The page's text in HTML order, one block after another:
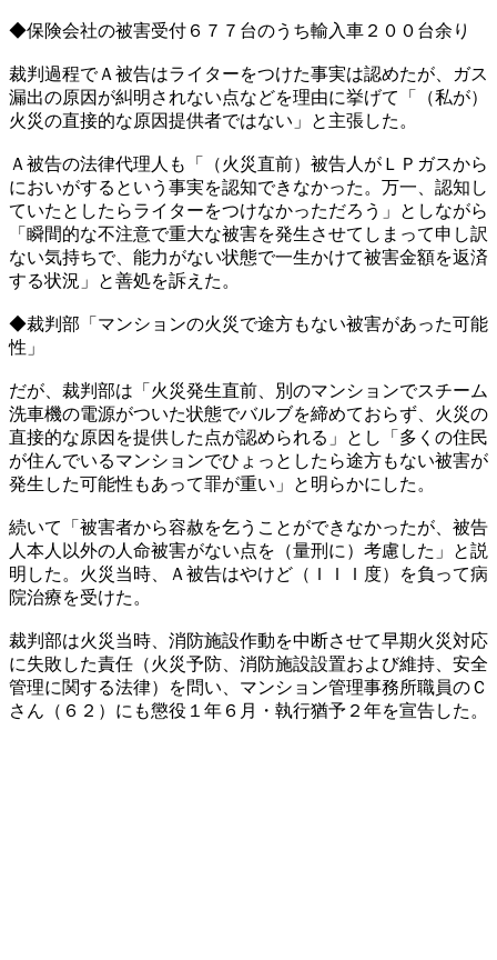
◆保険会社の被害受付６７７台のうち輸入車２００台余り
裁判過程でＡ被告はライターをつけた事実は認めたが、ガス
漏出の原因が糾明されない点などを理由に挙げて「（私が）
火災の直接的な原因提供者ではない」と主張した。
Ａ被告の法律代理人も「（火災直前）被告人がＬＰガスから
においがするという事実を認知できなかった。万一、認知し
ていたとしたらライターをつけなかっただろう」としながら
「瞬間的な不注意で重大な被害を発生させてしまって申し訳
ない気持ちで、能力がない状態で一生かけて被害金額を返済
する状況」と善処を訴えた。
◆裁判部「マンションの火災で途方もない被害があった可能
性」
だが、裁判部は「火災発生直前、別のマンションでスチーム
洗車機の電源がついた状態でバルブを締めておらず、火災の
直接的な原因を提供した点が認められる」とし「多くの住民
が住んでいるマンションでひょっとしたら途方もない被害が
発生した可能性もあって罪が重い」と明らかにした。
続いて「被害者から容赦を乞うことができなかったが、被告
人本人以外の人命被害がない点を（量刑に）考慮した」と説
明した。火災当時、Ａ被告はやけど（ＩＩＩ度）を負って病
院治療を受けた。
裁判部は火災当時、消防施設作動を中断させて早期火災対応
に失敗した責任（火災予防、消防施設設置および維持、安全
管理に関する法律）を問い、マンション管理事務所職員のＣ
さん（６２）にも懲役１年６月・執行猶予２年を宣告した。